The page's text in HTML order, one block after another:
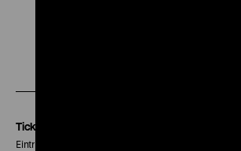
Tickets
Eintritt 5 €